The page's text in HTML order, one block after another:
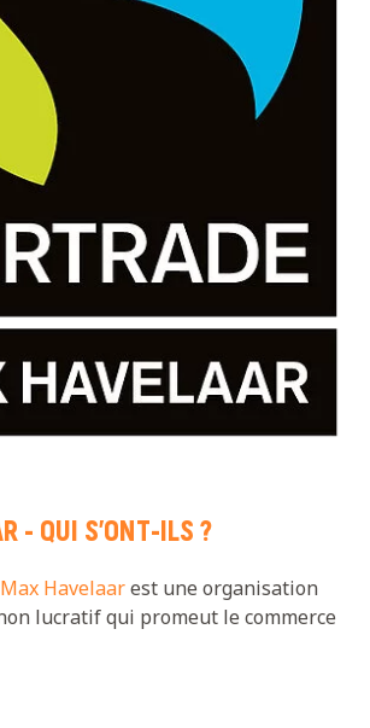
- QUI S'ONT-ILS ?
Max Havelaarest une organisation
lucratif qui promeut le commerce